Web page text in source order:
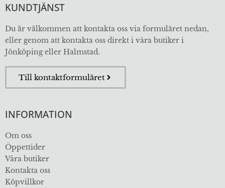
KUNDTJÄNST
Du är välkommen att kontakta oss via formuläret nedan,
eller genom att kontakta oss direkt i våra butiker i
Jönköping eller Halmstad.
Till kontaktformuläret
INFORMATION
Om oss
Öppettider
Våra butiker
Kontakta oss
Köpvillkor